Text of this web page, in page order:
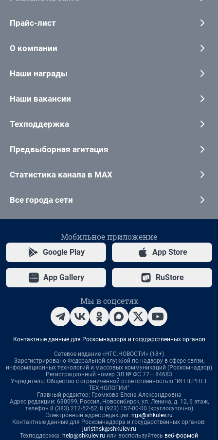
Прайс-лист
О компании
Наши награды
Наши вакансии
Техподдержка
Предвыборная агитация
Статистика канала в MAX
Все города сети
Мобильное приложение
Google Play App Store
App Gallery RuStore
Мы в соцсетях
Контактные данные для Роскомнадзора и государственных органов
Сетевое издание «НГС.НОВОСТИ» (18+)
Зарегистрировано Федеральной службой по надзору в сфере связи,
информационных технологий и массовых коммуникаций (Роскомнадзор)
Регистрационный номер ЭЛ № ФС 77— 84683
Учредитель: Общество с ограниченной ответственностью "ИНТЕРНЕТ
ТЕХНОЛОГИИ"
Главный редактор: Громкова Елена Александровна
Адрес редакции: 630099, Россия, Новосибирск, ул. Ленина, д. 12, 6 этаж,
телефон 8 (383) 212-52-52, 8 (923) 157-00-00 (круглосуточно)
Электронный адрес редакции: ngs@shkulev.ru
Контактные данные для Роскомнадзора и государственных органов:
juristnsk@shkulev.ru
Техподдержка: help@shkulev.ru или воспользуйтесь веб-формой